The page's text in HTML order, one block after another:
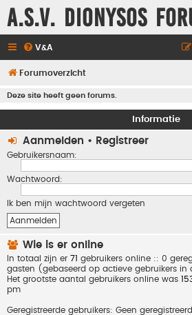
A.S.V. Dionysos
V&A
Forumoverzicht
Deze site heeft geen forums.
Informatie
Aanmelden • Registreer
Gebruikersnaam:
Wachtwoord:
Ik ben mijn wachtwoord vergeten
Wie is er online
In totaal zijn er 71 gebruikers online :: 0
gasten (gebaseerd op actieve gebruikers in
Het grootste aantal gebruikers online was
pm
Geregistreerde gebruikers: Geen